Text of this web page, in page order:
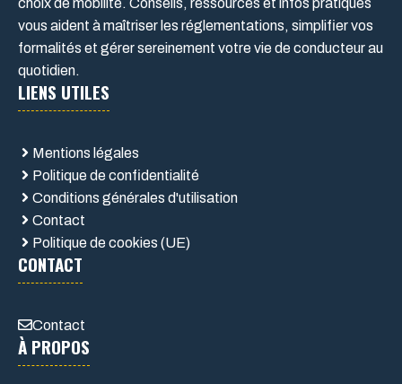
vous aident à maîtriser les réglementations, simplifier vos
formalités et gérer sereinement votre vie de conducteur au
quotidien.
LIENS UTILES
Mentions légales
Politique de confidentialité
Conditions générales d'utilisation
Contact
Politique de cookies (UE)
CONTACT
Contact
À PROPOS